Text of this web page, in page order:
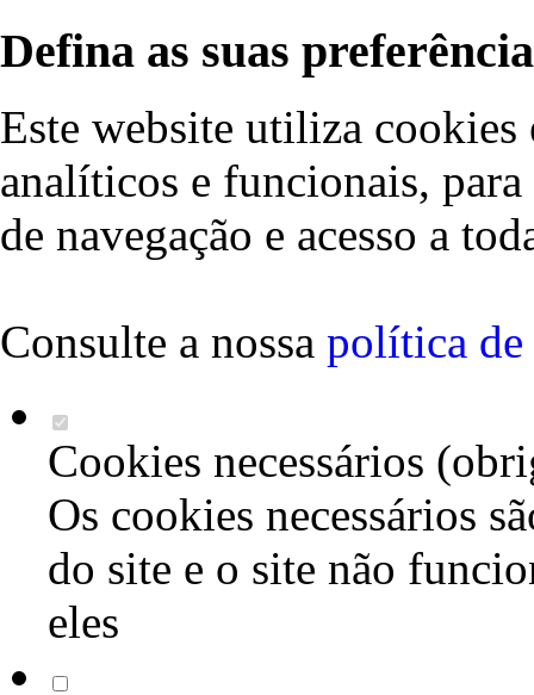
Defina as suas
Este website utiliza cookies
analíticos e funcionais,
de navegação e acesso a
Consulte a nossa política de
Cookies necessários
Os cookies necessários
do site e o site não
eles